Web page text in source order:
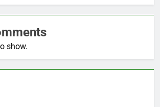
show.